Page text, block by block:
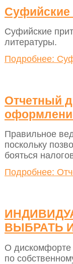
Суфийские
Суфийские
литературы.
Подробнее:
Отчетный
Правильное
поскольку
бояться
Подробнее:
ВЫБРАТЬ
О дискомфорте
по